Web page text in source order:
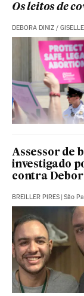
Os leitos de
DEBORA DINIZ /
Assessor de
investigado
contra
BREILLER PIRES | São